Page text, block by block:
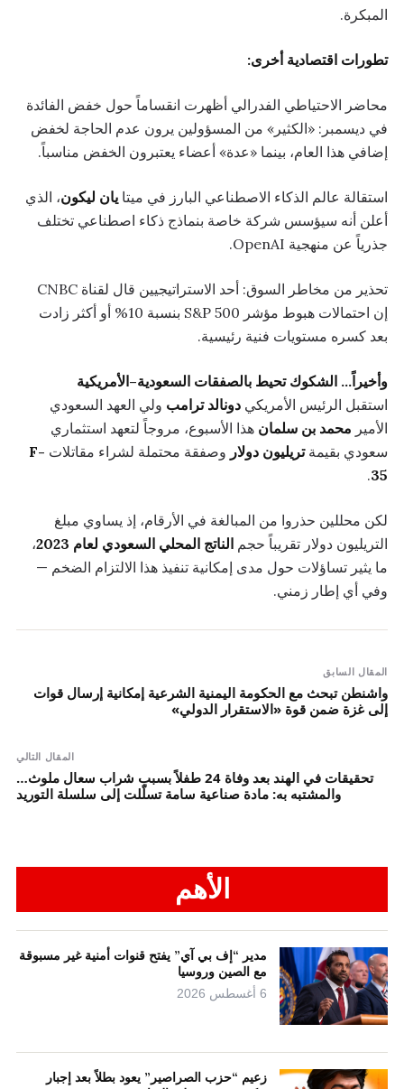
المبكرة.
تطورات اقتصادية أخرى:
محاضر الاحتياطي الفدرالي أظهرت انقساماً حول خفض الفائدة
في ديسمبر: «الكثير» من المسؤولين يرون عدم الحاجة لخفض
إضافي هذا العام، بينما «عدة» أعضاء يعتبرون الخفض مناسباً.
استقالة عالم الذكاء الاصطناعي البارز في ميتا يان ليكون، الذي
أعلن أنه سيؤسس شركة خاصة بنماذج ذكاء اصطناعي تختلف
جذرياً عن منهجية OpenAI.
تحذير من مخاطر السوق: أحد الاستراتيجيين قال لقناة CNBC
إن احتمالات هبوط مؤشر S&P 500 بنسبة 10% أو أكثر زادت
بعد كسره مستويات فنية رئيسية.
وأخيراً… الشكوك تحيط بالصفقات السعودية–الأمريكية
استقبل الرئيس الأمريكي دونالد ترامب ولي العهد السعودي
الأمير محمد بن سلمان هذا الأسبوع، مروجاً لتعهد استثماري
سعودي بقيمةتريليون دولار وصفقة محتملة لشراء مقاتلات F-
35
.
لكن محللين حذروا من المبالغة في الأرقام، إذ يساوي مبلغ
التريليون دولار تقريباً حجم الناتج المحلي السعودي لعام 2023
،
ما يثير تساؤلات حول مدى إمكانية تنفيذ هذا الالتزام الضخم —
وفي أي إطار زمني.
المقال السابق
واشنطن تبحث مع الحكومة اليمنية الشرعية إمكانية إرسال قوات
إلى غزة ضمن قوة «الاستقرار الدولي»
المقال التالي
تحقيقات في الهند بعد وفاة 24 طفلاً بسبب شراب سعال ملوث…
والمشتبه به: مادة صناعية سامة تسلّلت إلى سلسلة التوريد
الأهم
مدير “إف بي آي” يفتح قنوات أمنية غير مسبوقة
مع الصين وروسيا
6 أغسطس 2026
زعيم “حزب الصراصير” يعود بطلاً بعد إجبار